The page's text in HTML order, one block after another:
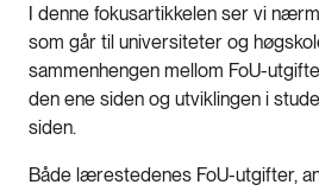
I denne fokusartikkelen ser vi
som går til universiteter og
sammenhengen mellom FoU-
den ene siden og utviklingen i
siden.
Både lærestedenes FoU-utgifter,